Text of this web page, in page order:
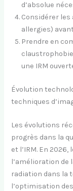
d’absolue
Considérer
allergies)
Prendre en
une IRM
Évolution
techniques
Les évolutions
progrès dans la
et l’IRM. En
l’amélioration de
radiation dans la
l’optimisation